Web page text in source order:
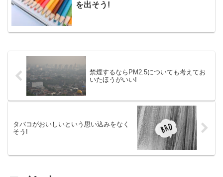
を出そう!
禁煙するならPM2.5についても考えてお
いたほうがいい!
タバコがおいしいという思い込みをなく
そう!